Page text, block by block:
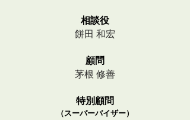
相談役
餅田 和宏
​顧問
​茅根 修善
特別​顧問
（スーパーバイザー）